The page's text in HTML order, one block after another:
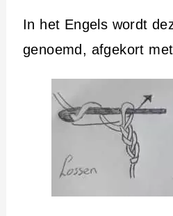
In het Engels wordt
genoemd, afgekort